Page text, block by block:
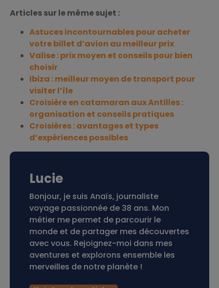
Articles sur le même sujet :
Astuces incontournables pour acheter
votre billet d’avion au meilleur prix
Valise : prix moyen et conseils pour bien
choisir
Ibiza : meilleur moyen de transport pour
visiter l’île
Croisière en catamaran aux Antilles :
organisation et conseils pratiques
Croisières : avantages et types
d’expériences possibles
Lucie
Bonjour, je suis Anaïs, journaliste
voyage passionnée de 38 ans. Mon
métier me permet de parcourir le
monde et de partager mes découvertes
avec vous. Rejoignez-moi dans mes
aventures et explorons ensemble les
merveilles de notre planète !